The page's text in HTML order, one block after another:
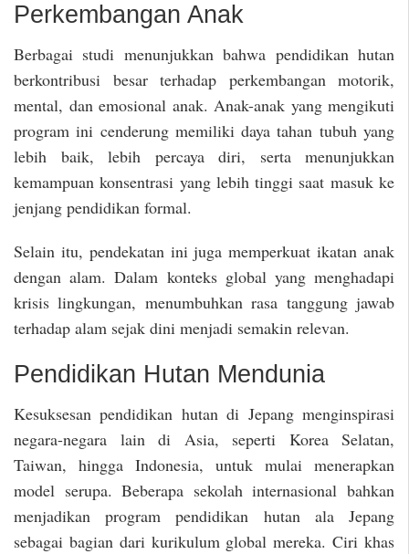
Perkembangan Anak
Berbagai studi menunjukkan bahwa pendidikan hutan
berkontribusi besar terhadap perkembangan motorik,
mental, dan emosional anak. Anak-anak yang mengikuti
program ini cenderung memiliki daya tahan tubuh yang
lebih baik, lebih percaya diri, serta menunjukkan
kemampuan konsentrasi yang lebih tinggi saat masuk ke
jenjang pendidikan formal.
Selain itu, pendekatan ini juga memperkuat ikatan anak
dengan alam. Dalam konteks global yang menghadapi
krisis lingkungan, menumbuhkan rasa tanggung jawab
terhadap alam sejak dini menjadi semakin relevan.
Pendidikan Hutan Mendunia
Kesuksesan pendidikan hutan di Jepang menginspirasi
negara-negara lain di Asia, seperti Korea Selatan,
Taiwan, hingga Indonesia, untuk mulai menerapkan
model serupa. Beberapa sekolah internasional bahkan
menjadikan program pendidikan hutan ala Jepang
sebagai bagian dari kurikulum global mereka. Ciri khas